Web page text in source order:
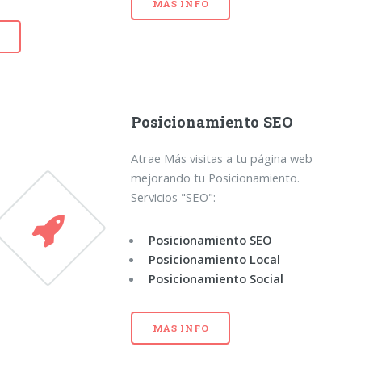
MÁS INFO
Posicionamiento SEO
Atrae Más visitas a tu página web
mejorando tu Posicionamiento.
Servicios "SEO":
Posicionamiento SEO
Posicionamiento Local
Posicionamiento Social
MÁS INFO